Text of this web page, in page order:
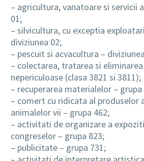
– agricultura, vanatoare si servicii
01;
– silvicultura, cu exceptia
diviziunea 02;
– pescuit si acvacultura –
– colectarea, tratarea si
nepericuloase (clasa 3821 si 3811);
– recuperarea materialelor – grupa
– comert cu ridicata al produselor
animalelor vii – grupa 462;
– activitati de organizare a
congreselor – grupa 823;
– publicitate – grupa 731;